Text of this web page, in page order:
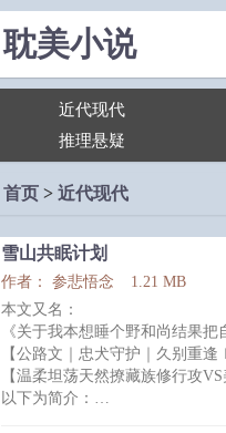
耽美小说
近代现代
推理悬疑
首页 > 近代现代
雪山共眠计划
作者： 参悲悟念 1.21 MB
本文又名：
《关于我本想睡个野和尚结果把
【公路文｜忠犬守护｜久别重逢
【温柔坦荡天然撩藏族修行攻
以下为简介：